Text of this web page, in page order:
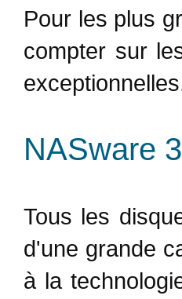
Pour les plus
compter sur
NASware
Tous les
d'une grande
à la